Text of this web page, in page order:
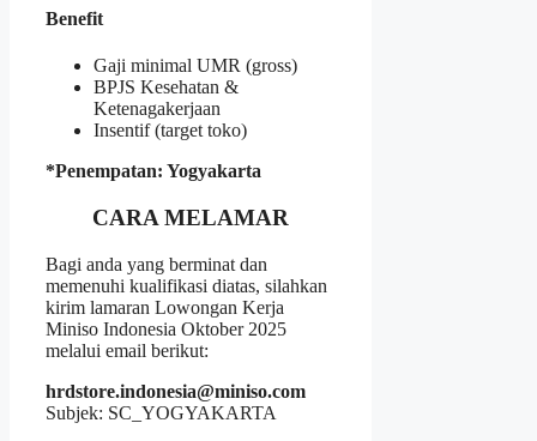
Benefit
Gaji minimal UMR (gross)
BPJS Kesehatan &
Ketenagakerjaan
Insentif (target toko)
*Penempatan: Yogyakarta
CARA MELAMAR
Bagi anda yang berminat dan
memenuhi kualifikasi diatas, silahkan
kirim lamaran Lowongan Kerja
Miniso Indonesia Oktober 2025
melalui email berikut:
hrdstore.indonesia@miniso.com
Subjek: SC_YOGYAKARTA